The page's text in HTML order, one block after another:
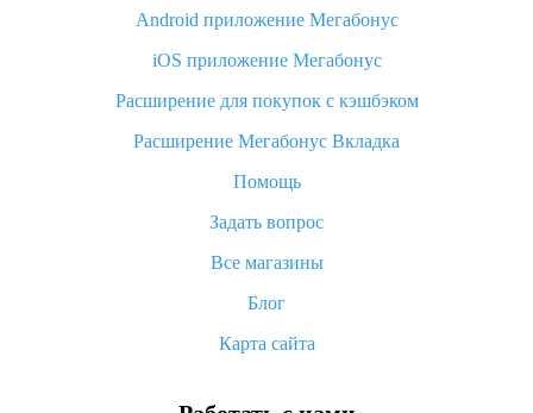
Вы отменили заказ на Алиэкспресс, когда вернут деньги?
Что такое баллы на Алиэкспресс, как их получить и
«AliExpress Standard Shipping»: что это за метод доставки и
как его отслеживать
Как покупать оптом на Алиэкспресс
Что делать, если не пришел товар с Алиэкспресс
возврата денег
Android приложение Мегабонус
iOS приложение Мегабонус
Расширение для покупок с кэшбэком
Расширение Мегабонус Вкладка
Помощь
Задать вопрос
Все магазины
Блог
Карта сайта